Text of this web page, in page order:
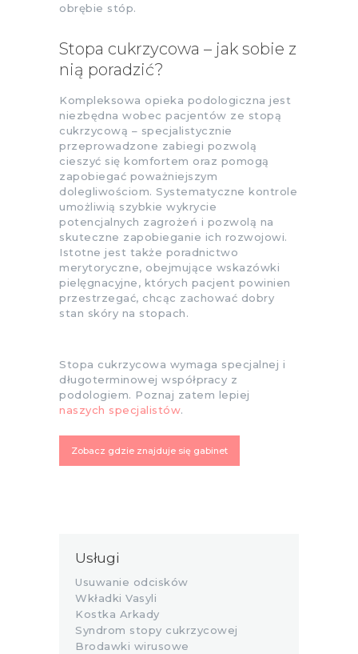
obrębie stóp.
Stopa cukrzycowa – jak sobie z
nią poradzić?
Kompleksowa opieka podologiczna jest
niezbędna wobec pacjentów ze stopą
cukrzycową – specjalistycznie
przeprowadzone zabiegi pozwolą
cieszyć się komfortem oraz pomogą
zapobiegać poważniejszym
dolegliwościom. Systematyczne kontrole
umożliwią szybkie wykrycie
potencjalnych zagrożeń i pozwolą na
skuteczne zapobieganie ich rozwojowi.
Istotne jest także poradnictwo
merytoryczne, obejmujące wskazówki
pielęgnacyjne, których pacjent powinien
przestrzegać, chcąc zachować dobry
stan skóry na stopach.
Stopa cukrzycowa wymaga specjalnej i
długoterminowej współpracy z
podologiem. Poznaj zatem lepiej
naszych specjalistów.
Zobacz gdzie znajduje się gabinet
Usługi
Usuwanie odcisków
Wkładki Vasyli
Kostka Arkady
Syndrom stopy cukrzycowej
Brodawki wirusowe